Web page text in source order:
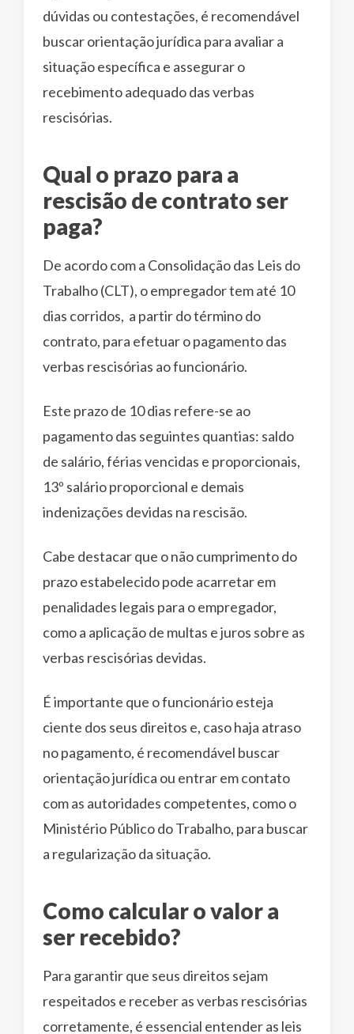
dúvidas ou contestações, é recomendável
buscar orientação jurídica para avaliar a
situação específica e assegurar o
recebimento adequado das verbas
rescisórias.
Qual o prazo para a
rescisão de contrato ser
paga?
De acordo com a Consolidação das Leis do
Trabalho (CLT), o empregador tem até 10
dias corridos, a partir do término do
contrato, para efetuar o pagamento das
verbas rescisórias ao funcionário.
Este prazo de 10 dias refere-se ao
pagamento das seguintes quantias: saldo
de salário, férias vencidas e proporcionais,
13º salário proporcional e demais
indenizações devidas na rescisão.
Cabe destacar que o não cumprimento do
prazo estabelecido pode acarretar em
penalidades legais para o empregador,
como a aplicação de multas e juros sobre as
verbas rescisórias devidas.
É importante que o funcionário esteja
ciente dos seus direitos e, caso haja atraso
no pagamento, é recomendável buscar
orientação jurídica ou entrar em contato
com as autoridades competentes, como o
Ministério Público do Trabalho, para buscar
a regularização da situação.
Como calcular o valor a
ser recebido?
Para garantir que seus direitos sejam
respeitados e receber as verbas rescisórias
corretamente, é essencial entender as leis